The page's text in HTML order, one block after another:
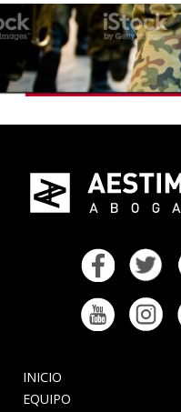
INICIO
EQUIPO